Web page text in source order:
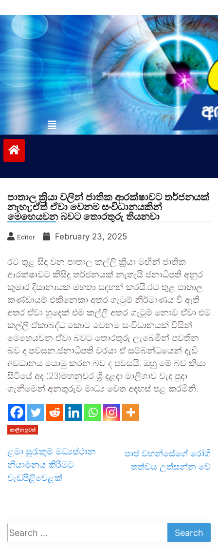
to
contentvinivida.lk
පාතාල ක්‍රියා වලින් ජාතික ආරක්ෂාවට තර්ජනයක්
නැහැ;ඒත් ඒවා වෙනම සංවිධානයකින්
මෙහෙයවන බවට තොරතුරු තියනවා
Editor February 23, 2025
රට තුළ සිදු වන පාතාල කල්ලි ක්‍රියා මඟින් ජාතික
ආරක්ෂාවට කිසිදු තර්ජනයක් නැතැයි ජනාධිපති අනුර
කුමාර දිසානායක මහතා සඳහන් කරයි.රට තුළ පාතාල
කණ්ඩායම් එකිනෙකා අතර ගැටුම් නිර්මාණය වී ඇති
අතර ඒවා හුදෙක් එම කල්ලි අතර ගැටූම් නොව ඒවා එම
කල්ලි ඒකාබද්ධ කොට වෙනම සංවිධානයක් විසින්
මෙහෙයවන ඒවා බවට තොරතුරු ලැබෙමින් පවතින
බව ද පවසන.ජනාධිපති වරයා ඒ සම්බන්ධයෙන් දැඩි
අවධානය යොමු කරන බව ද පවසයි. ඔහු මේ බව කියා
සිටියේ අද (23)මහනුවර ශ්‍රී දළදා මාලිගාව වැඳ පුදා
ගැනීමෙන් අනතුරුව මාධ්‍ය වෙත අදහස් පළ කරමිනි.
කාලීන පුවත්
ළමා සුරැකුම් මධ්‍යස්ථාන
නියාමනය කිරීමට
වැඩපිළිවෙළක්
පාප් වහන්සේගේ රෝගී
තත්වය උත්සන්න වේ